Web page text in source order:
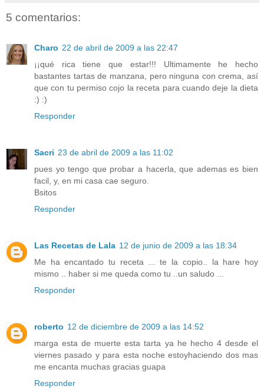
5 comentarios:
Charo 22 de abril de 2009 a las 22:47
¡¡qué rica tiene que estar!!! Ultimamente he hecho
bastantes tartas de manzana, pero ninguna con crema, así
que con tu permiso cojo la receta para cuando deje la dieta
:) :)
Responder
Sacri 23 de abril de 2009 a las 11:02
pues yo tengo que probar a hacerla, que ademas es bien
facil, y, en mi casa cae seguro.
Bsitos
Responder
Las Recetas de Lala 12 de junio de 2009 a las 18:34
Me ha encantado tu receta ... te la copio.. la hare hoy
mismo .. haber si me queda como tu ..un saludo ...
Responder
roberto 12 de diciembre de 2009 a las 14:52
marga esta de muerte esta tarta ya he hecho 4 desde el
viernes pasado y para esta noche estoyhaciendo dos mas
me encanta muchas gracias guapa
Responder